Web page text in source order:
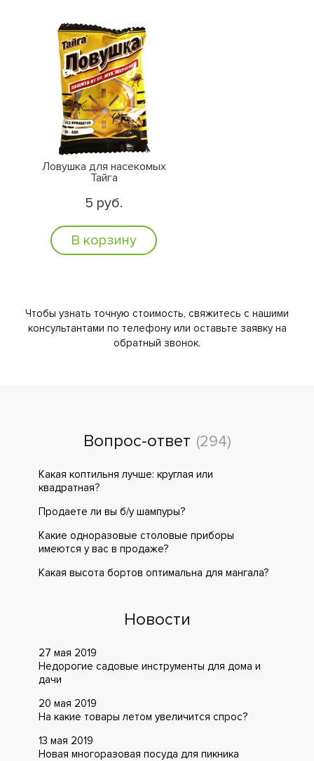
Ловушка для насекомых
Тайга
5 руб.
В корзину
Чтобы узнать точную стоимость, свяжитесь с нашими
консультантами по телефону или оставьте заявку на
обратный звонок.
Вопрос-ответ (294)
Какая коптильня лучше: круглая или
квадратная?
Продаете ли вы б/у шампуры?
Какие одноразовые столовые приборы
имеются у вас в продаже?
Какая высота бортов оптимальна для мангала?
Новости
27 мая 2019
Недорогие садовые инструменты для дома и
дачи
20 мая 2019
На какие товары летом увеличится спрос?
13 мая 2019
Новая многоразовая посуда для пикника